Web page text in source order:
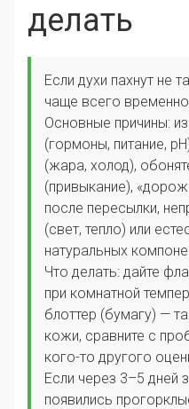
делать
Если духи пахнут не
чаще всего
Основные причины:
(гормоны, питание,
(жара, холод),
(привыкание),
после пересылки,
(свет, тепло) или
натуральных
Что делать: дайте
при комнатной
блоттер (бумагу) —
кожи, сравните с
кого-то другого
Если через 3–5 дней
появились